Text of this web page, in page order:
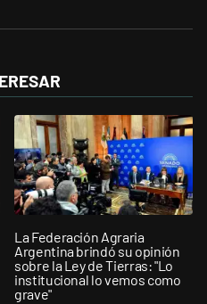
La Federación Agraria
Argentina brindó su opinión
sobre la Ley de Tierras: "Lo
institucional lo vemos como
grave"